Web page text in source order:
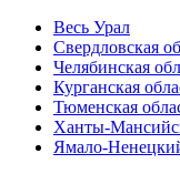
Весь Урал
Свердловская
Челябинская
Курганская
Тюменская
Ханты-
Ямало-